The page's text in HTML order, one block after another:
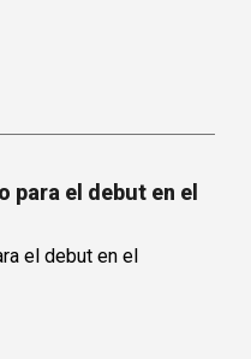
para el debut en el